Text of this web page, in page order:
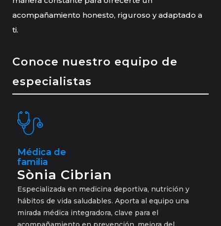
acompañamiento honesto, riguroso y adaptado a
ti.
Conoce nuestro equipo de
especialistas
Médica de
familia
Sònia Cibrian
Especializada en medicina deportiva, nutrición y
hábitos de vida saludables. Aporta al equipo una
mirada médica integradora, clave para el